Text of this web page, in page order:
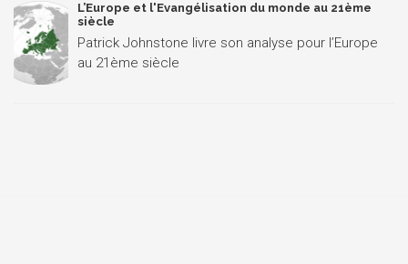
L’Europe et l'Evangélisation du monde au 21ème
siècle
Patrick Johnstone livre son analyse pour l’Europe
au 21ème siècle